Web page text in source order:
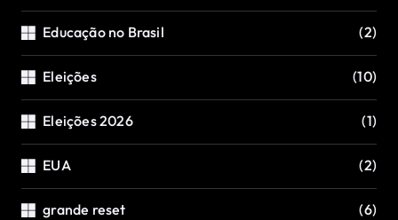
Educação no Brasil (2)
Eleições (10)
Eleições 2026 (1)
EUA (2)
grande reset (6)